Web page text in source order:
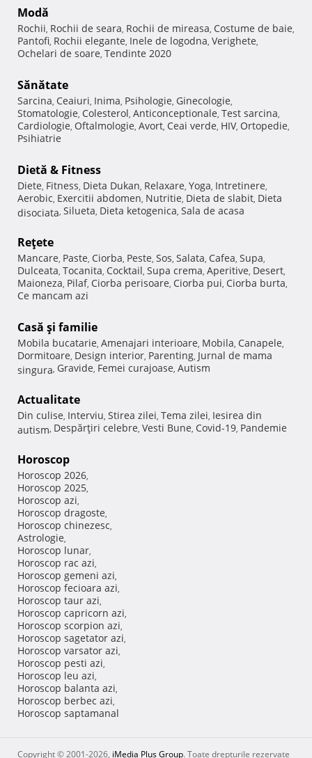
Modă
Rochii, Rochii de seara, Rochii de mireasa, Costume de baie,
Pantofi, Rochii elegante, Inele de logodna, Verighete,
Ochelari de soare, Tendinte 2020
Sănătate
Sarcina, Ceaiuri, Inima, Psihologie, Ginecologie,
Stomatologie, Colesterol, Anticonceptionale, Test sarcina,
Cardiologie, Oftalmologie, Avort, Ceai verde, HIV, Ortopedie,
Psihiatrie
Dietă & Fitness
Diete, Fitness, Dieta Dukan, Relaxare, Yoga, Intretinere,
Aerobic, Exercitii abdomen, Nutritie, Dieta de slabit, Dieta
disociata, Silueta, Dieta ketogenica, Sala de acasa
Reţete
Mancare, Paste, Ciorba, Peste, Sos, Salata, Cafea, Supa,
Dulceata, Tocanita, Cocktail, Supa crema, Aperitive, Desert,
Maioneza, Pilaf, Ciorba perisoare, Ciorba pui, Ciorba burta,
Ce mancam azi
Casă şi familie
Mobila bucatarie, Amenajari interioare, Mobila, Canapele,
Dormitoare, Design interior, Parenting, Jurnal de mama
singura, Gravide, Femei curajoase, Autism
Actualitate
Din culise, Interviu, Stirea zilei, Tema zilei, Iesirea din
autism, Despărţiri celebre, Vesti Bune, Covid-19, Pandemie
Horoscop
Horoscop 2026,
Horoscop 2025,
Horoscop azi,
Horoscop dragoste,
Horoscop chinezesc,
Astrologie,
Horoscop lunar,
Horoscop rac azi,
Horoscop gemeni azi,
Horoscop fecioara azi,
Horoscop taur azi,
Horoscop capricorn azi,
Horoscop scorpion azi,
Horoscop sagetator azi,
Horoscop varsator azi,
Horoscop pesti azi,
Horoscop leu azi,
Horoscop balanta azi,
Horoscop berbec azi,
Horoscop saptamanal
Copyright © 2001-2026, iMedia Plus Group. Toate drepturile rezervate